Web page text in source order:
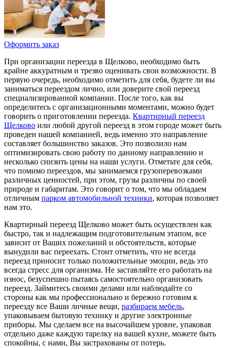
Оформить заказ
При организации переезда в Щелково, необходимо быть
крайне аккуратным и трезво оценивать свои возможности. В
первую очередь, необходимо отметить для себя, будете ли вы
заниматься переездом лично, или доверите свой переезд
специализированной компании. После того, как вы
определитесь с организационными моментами, можно будет
говорить о приготовлении переезда. Квартирный переезд
Щелково или любой другой переезд в этом городе может быть
проведен нашей компанией, ведь именно это направление
составляет большинство заказов. Это позволило нам
оптимизировать свою работу по данному направлению и
несколько снизить цены на наши услуги. Отметьте для себя,
что помимо переездов, мы занимаемся грузоперевозками
различных ценностей, при этом, грузы различны по своей
природе и габаритам. Это говорит о том, что мы обладаем
отличным парком автомобильной техники, которая позволяет
нам это.
Квартирный переезд Щелково может быть осуществлен как
быстро, так и надлежащим подготовительным этапом, все
зависит от Ваших пожеланий и обстоятельств, которые
вынудили вас переехать. Стоит отметить, что не всегда
переезд приносит только положительные эмоции, ведь это
всегда стресс для организма. Не заставляйте его работать на
износ, безуспешно пытаясь самостоятельно организовать
переезд. Займитесь своими делами или наблюдайте со
стороны как мы профессионально и бережно готовим к
переезду все Ваши личные вещи, разбираем мебель,
упаковываем бытовую технику и другие электронные
приборы. Мы сделаем все на высочайшем уровне, упаковав
отдельно даже каждую тарелку на вашей кухне, можете быть
спокойны, с нами, Вы застрахованы от потерь.